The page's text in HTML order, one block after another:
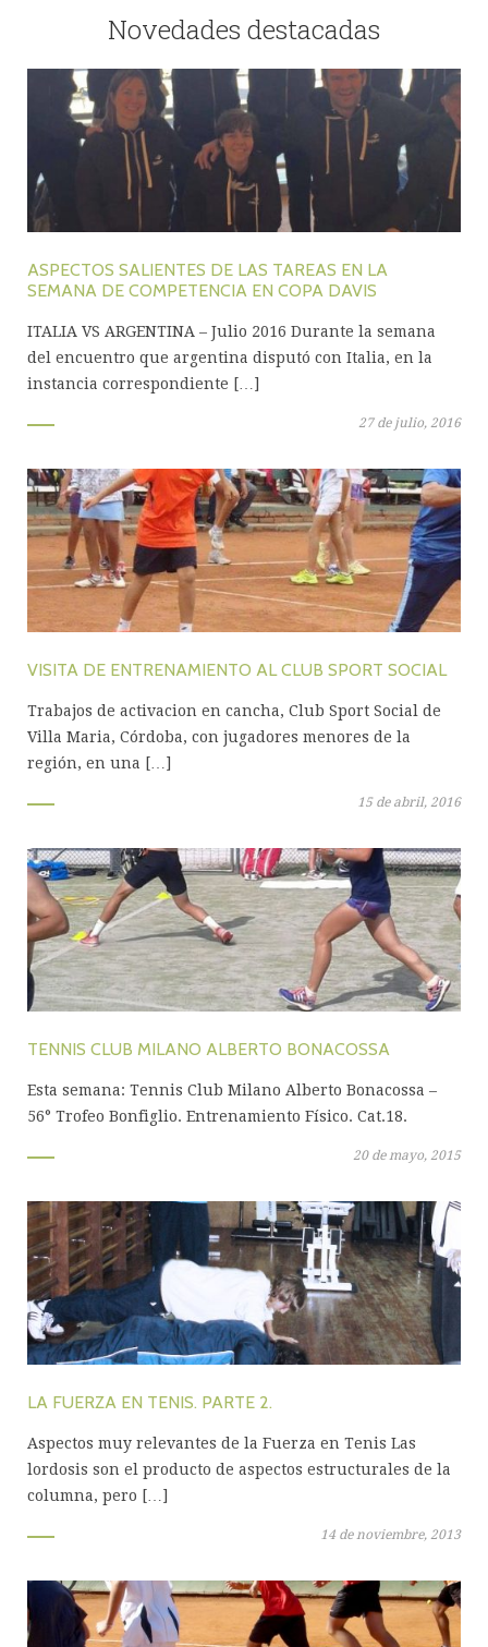
Novedades destacadas
ASPECTOS SALIENTES DE LAS TAREAS EN LA
SEMANA DE COMPETENCIA EN COPA DAVIS
ITALIA VS ARGENTINA – Julio 2016 Durante la semana
del encuentro que argentina disputó con Italia, en la
instancia correspondiente […]
27 de julio, 2016
VISITA DE ENTRENAMIENTO AL CLUB SPORT SOCIAL
Trabajos de activacion en cancha, Club Sport Social de
Villa Maria, Córdoba, con jugadores menores de la
región, en una […]
15 de abril, 2016
TENNIS CLUB MILANO ALBERTO BONACOSSA
Esta semana: Tennis Club Milano Alberto Bonacossa –
56° Trofeo Bonfiglio. Entrenamiento Físico. Cat.18.
20 de mayo, 2015
LA FUERZA EN TENIS. PARTE 2.
Aspectos muy relevantes de la Fuerza en Tenis Las
lordosis son el producto de aspectos estructurales de la
columna, pero […]
14 de noviembre, 2013